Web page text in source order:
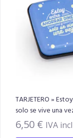
TARJETERO »
solo se vive una
6,50 € IVA